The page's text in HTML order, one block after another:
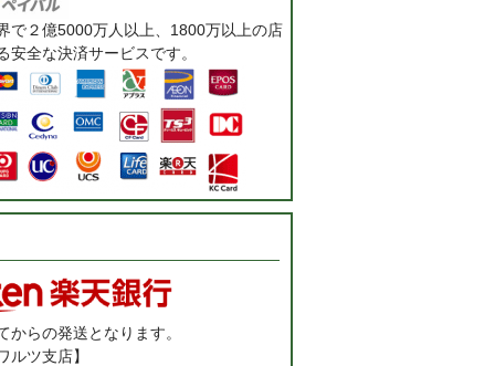
で２億5000万人以上、1800万以上の店
安全な決済サービスです。
らの発送となります。
ツ支店】